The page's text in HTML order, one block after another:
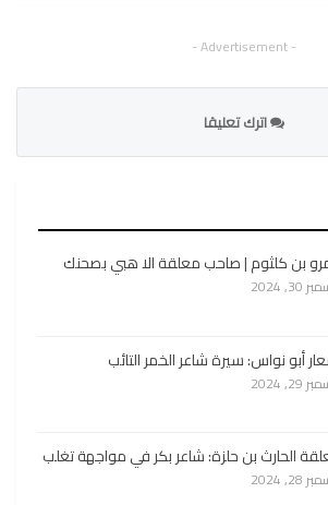
- Advertisement -
اترك تعليقا
بن كلثوم | صاحب معلقة الا هبي بصحنك
2024
أبو نواس: سيرة شاعر الخمر التائب
2024
الحارث بن حلزة: شاعر بكر في مواجهة تغلب
2024